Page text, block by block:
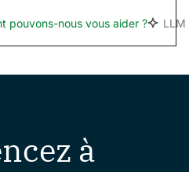
pouvons-nous vous aider ? LLM
à